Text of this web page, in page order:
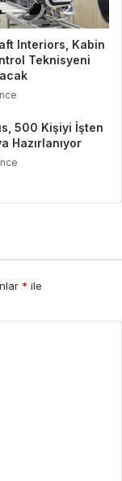
Interiors, Kabin
Teknisyeni
500 Kişiyi İşten
Hazırlanıyor
* ile